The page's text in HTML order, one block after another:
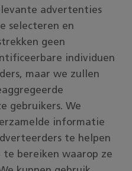
advertenties
selecteren en
geen
individuen
maar we zullen
gebruikers. We
informatie
te helpen
te bereiken waarop ze